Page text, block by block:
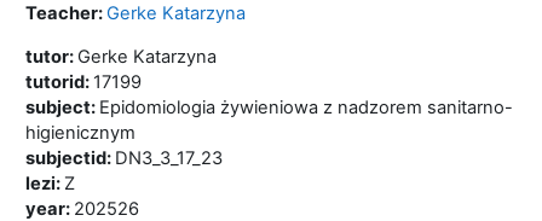
Teacher:Gerke Katarzyna
tutor: Gerke Katarzyna
tutorid: 17199
subject: Epidomiologia żywieniowa z nadzorem sanitarno-
higienicznym
subjectid: DN3_3_17_23
lezi: Z
year: 202526